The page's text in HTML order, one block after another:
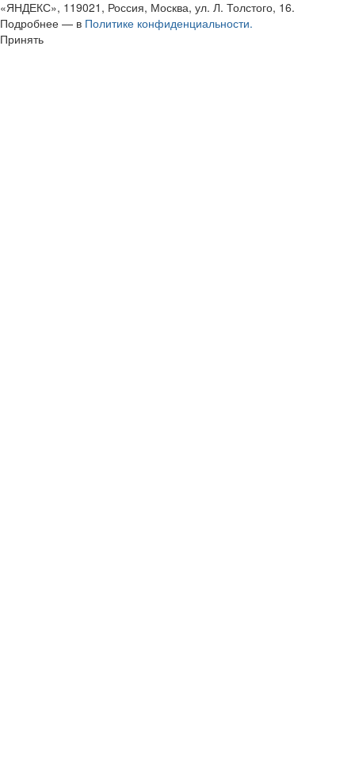
«ЯНДЕКС», 119021, Россия, Москва, ул. Л. Толстого, 16.
Подробнее — в Политике конфиденциальности.
Принять